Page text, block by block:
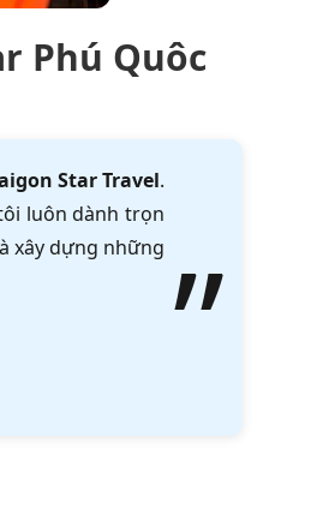
Phú Quôc
Star Travel.
luôn dành trọn
xây dựng những